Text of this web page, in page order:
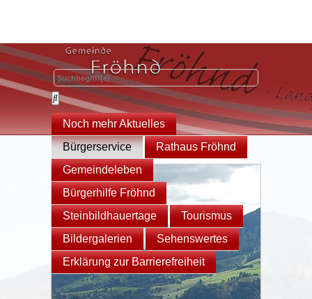
Noch mehr Aktuelles
Bürgerservice
Rathaus Fröhnd
Gemeindeleben
Bürgerhilfe Fröhnd
Steinbildhauertage
Tourismus
Bildergalerien
Sehenswertes
Erklärung zur Barrierefreiheit